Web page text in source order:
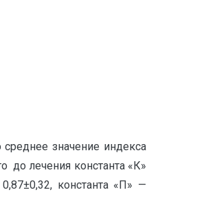
значение индекса
до лечения константа «К»
константа «П» —